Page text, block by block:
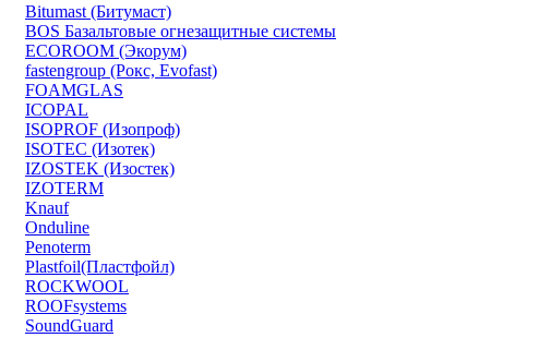
Bitumast (Битумаст)
BOS Базальтовые огнезащитные системы
ECOROOM (Экорум)
fastengroup (Рокс, Evofast)
FOAMGLAS
ICOPAL
ISOPROF (Изопроф)
ISOTEC (Изотек)
IZOSTEK (Изостек)
IZOTERM
Knauf
Onduline
Penoterm
Plastfoil(Пластфойл)
ROCKWOOL
ROOFsystems
SoundGuard